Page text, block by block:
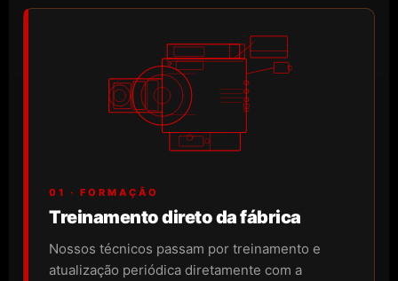
01 · FORMAÇÃO
Treinamento direto da fábrica
Nossos técnicos passam por treinamento e
atualização periódica diretamente com a